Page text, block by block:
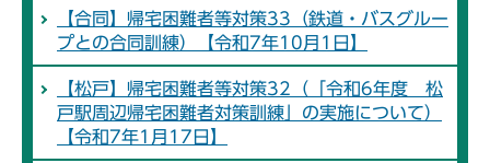
【合同】帰宅困難者等対策33（鉄道・バスグルー
プとの合同訓練）【令和7年10月1日】
【松戸】帰宅困難者等対策32（「令和6年度 松
戸駅周辺帰宅困難者対策訓練」の実施について）
【令和7年1月17日】